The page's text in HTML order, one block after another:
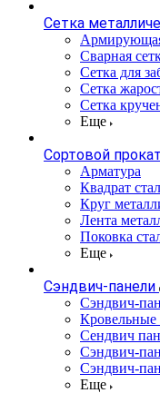
Сетка
Сварная
Сетка для
Сетка
Сетка
Еще
Сортовой прокат
Арматура
Квадрат
Круг
Лента
Поковка
Еще
Сэндвич-панели
Cэндвич-
Кровельные
Сендвич
Сэндвич-
Сэндвич-
Еще